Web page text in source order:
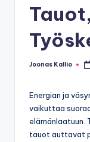
Posted
Joonas Kallio
Energian ja
vaikuttaa
elämänlaatuun.
tauot auttavat